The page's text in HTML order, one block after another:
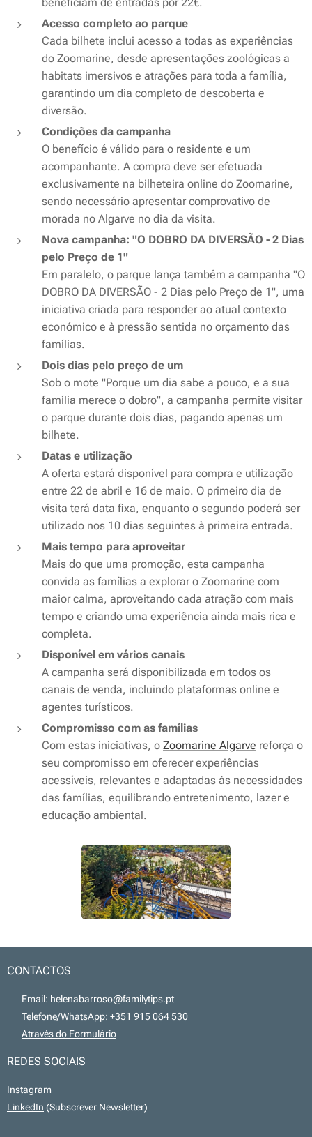
beneficiam de entradas por 22€.
Acesso completo ao parque
Cada bilhete inclui acesso a todas as experiências
do Zoomarine, desde apresentações zoológicas a
habitats imersivos e atrações para toda a família,
garantindo um dia completo de descoberta e
diversão.
Condições da campanha
O benefício é válido para o residente e um
acompanhante. A compra deve ser efetuada
exclusivamente na bilheteira online do Zoomarine,
sendo necessário apresentar comprovativo de
morada no Algarve no dia da visita.
Nova campanha: "O DOBRO DA DIVERSÃO - 2 Dias
pelo Preço de 1"
Em paralelo, o parque lança também a campanha "O
DOBRO DA DIVERSÃO - 2 Dias pelo Preço de 1", uma
iniciativa criada para responder ao atual contexto
económico e à pressão sentida no orçamento das
famílias.
Dois dias pelo preço de um
Sob o mote "Porque um dia sabe a pouco, e a sua
família merece o dobro", a campanha permite visitar
o parque durante dois dias, pagando apenas um
bilhete.
Datas e utilização
A oferta estará disponível para compra e utilização
entre 22 de abril e 16 de maio. O primeiro dia de
visita terá data fixa, enquanto o segundo poderá ser
utilizado nos 10 dias seguintes à primeira entrada.
Mais tempo para aproveitar
Mais do que uma promoção, esta campanha
convida as famílias a explorar o Zoomarine com
maior calma, aproveitando cada atração com mais
tempo e criando uma experiência ainda mais rica e
completa.
Disponível em vários canais
A campanha será disponibilizada em todos os
canais de venda, incluindo plataformas online e
agentes turísticos.
Compromisso com as famílias
Com estas iniciativas, o Zoomarine Algarve reforça o
seu compromisso em oferecer experiências
acessíveis, relevantes e adaptadas às necessidades
das famílias, equilibrando entretenimento, lazer e
educação ambiental.
CONTACTOS
📧 Email: helenabarroso@familytips.pt
📞 Telefone/WhatsApp: +351 915 064 530
Através do Formulário
REDES SOCIAIS
Instagram
LinkedIn (Subscrever Newsletter)